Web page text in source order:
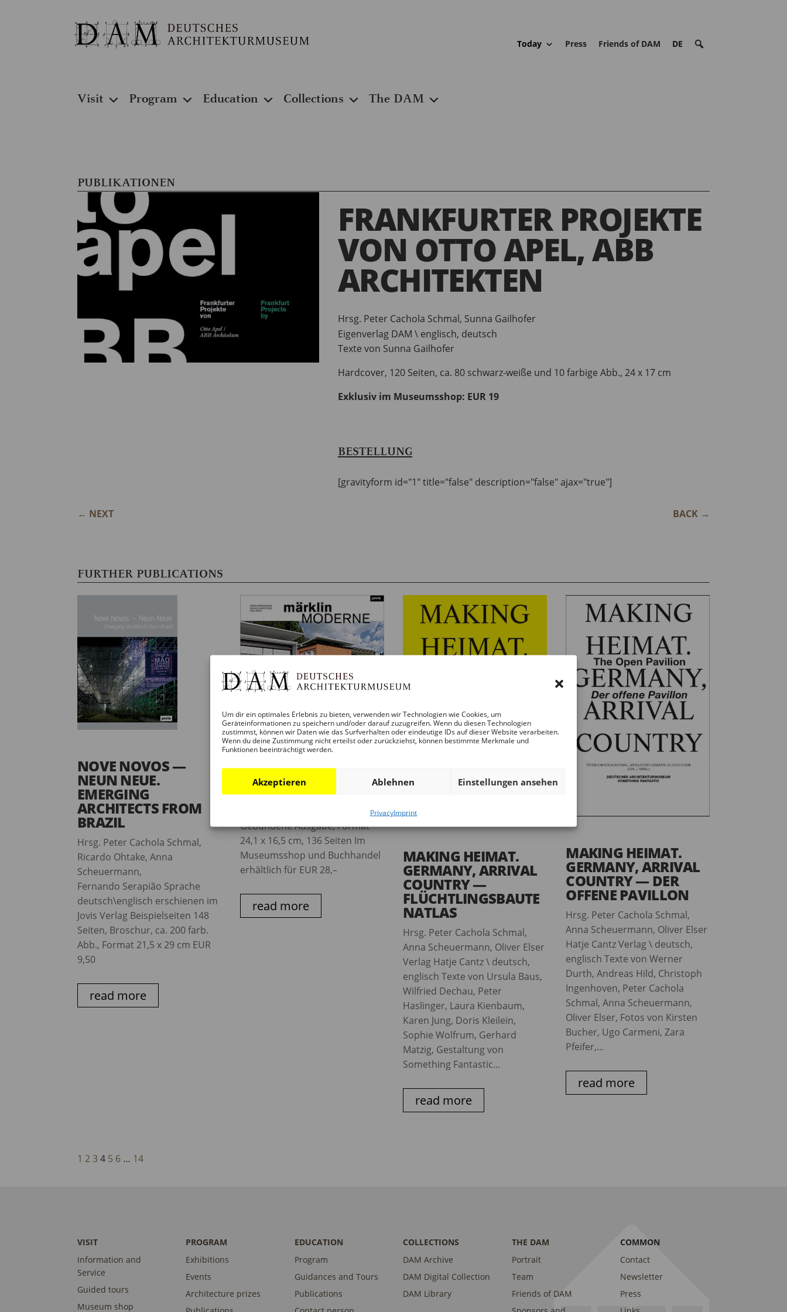
Um dir ein optimales Erlebnis zu bieten, verwenden wir Technologien wie Cookies, um
Geräteinformationen zu speichern und/oder darauf zuzugreifen. Wenn du diesen Technologien
zustimmst, können wir Daten wie das Surfverhalten oder eindeutige IDs auf dieser Website verarbeiten.
Wenn du deine Zustimmung nicht erteilst oder zurückziehst, können bestimmte Merkmale und
Funktionen beeinträchtigt werden.
Akzeptieren Ablehnen Einstellungen ansehen
PrivacyImprint
Today Press Friends of DAM DE
Visit Program Education Collections The DAM
PUBLIKATIONEN
FRANKFURTER PROJEKTE
VON OTTO APEL, ABB
ARCHITEKTEN
Hrsg. Peter Cachola Schmal, Sunna Gailhofer
Eigenverlag DAM \ englisch, deutsch
Texte von Sunna Gailhofer
Hardcover, 120 Seiten, ca. 80 schwarz-weiße und 10 farbige Abb., 24 x 17 cm
Exklusiv im Museumsshop: EUR 19
BESTELLUNG
[gravityform id="1" title="false" description="false" ajax="true"]
← NEXT BACK →
FURTHER PUBLICATIONS
NOVE NOVOS —
NEUN NEUE.
EMERGING
ARCHITECTS FROM
BRAZIL
Hrsg. Peter Cachola Schmal,
Ricardo Ohtake, Anna
Scheuermann,
Fernando Serapião Sprache
deutsch\englisch erschienen im
Jovis Verlag Beispielseiten 148
Seiten, Broschur, ca. 200 farb.
Abb., Format 21,5 x 29 cm EUR
9,50
read more
MÄRKLINMODERNE:
VOM BAU ZUM
ZURÜCK
Hrsg.: Karin Berkemann, Daniel
Gebundene Ausgabe, Format
24,1 x 16,5 cm, 136 Seiten Im
Museumsshop und Buchhandel
erhältlich für EUR 28,–
read more
MAKING HEIMAT.
GERMANY, ARRIVAL
COUNTRY —
FLÜCHTLINGSBAUTE
NATLAS
Hrsg. Peter Cachola Schmal,
Anna Scheuermann, Oliver Elser
Verlag Hatje Cantz \ deutsch,
englisch Texte von Ursula Baus,
Wilfried Dechau, Peter
Haslinger, Laura Kienbaum,
Karen Jung, Doris Kleilein,
Sophie Wolfrum, Gerhard
Matzig, Gestaltung von
Something Fantastic...
read more
MAKING HEIMAT.
GERMANY, ARRIVAL
COUNTRY — DER
OFFENE PAVILLON
Hrsg. Peter Cachola Schmal,
Anna Scheuermann, Oliver Elser
Hatje Cantz Verlag \ deutsch,
englisch Texte von Werner
Durth, Andreas Hild, Christoph
Ingenhoven, Peter Cachola
Schmal, Anna Scheuermann,
Oliver Elser, Fotos von Kirsten
Bucher, Ugo Carmeni, Zara
Pfeifer,...
read more
1 2 3 4 5 6 … 14
VISIT
Information and
Service
Guided tours
Museum shop
PROGRAM
Exhibitions
Events
Architecture prizes
EDUCATION
Program
Guidances and Tours
Publications
COLLECTIONS
DAM Archive
DAM Digital Collection
DAM Library
THE DAM
Portrait
Team
Friends of DAM
COMMON
Contact
Newsletter
Press